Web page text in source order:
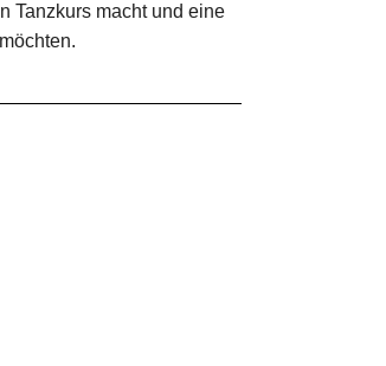
Tanzkurs macht und eine